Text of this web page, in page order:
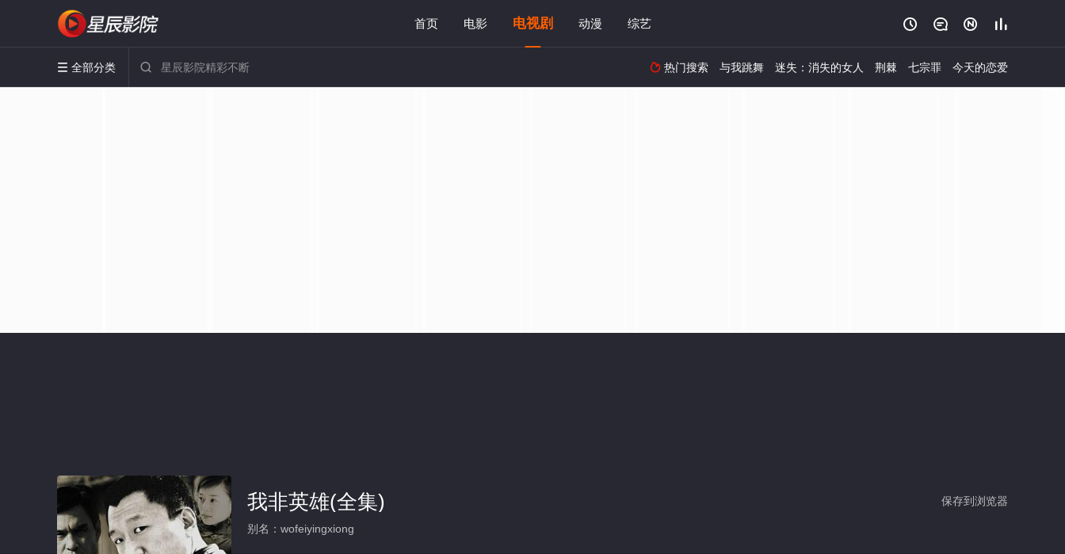
首页 电影 电视剧 动漫 综艺    
 全部分类   热门搜索 与我跳舞 迷失：消失的女人 荆棘 七宗罪 今天的恋爱
保存到浏览器
我非英雄(全集)
别名：wofeiyingxiong